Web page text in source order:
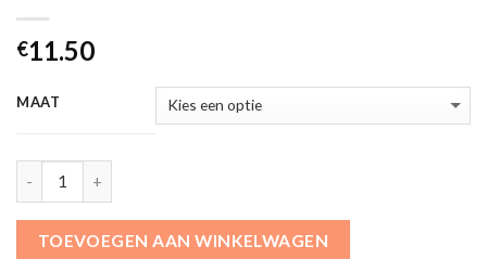
€11.50
MAAT
TOEVOEGEN AAN WINKELWAGEN